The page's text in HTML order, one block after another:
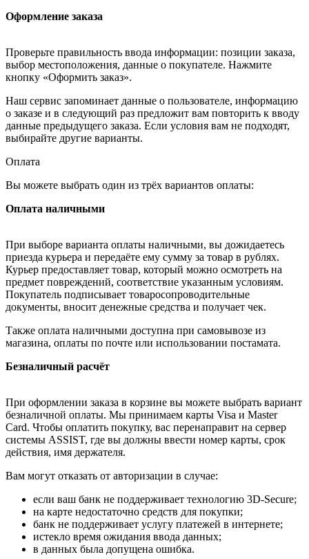
Оформление заказа
Проверьте правильность ввода информации: позиции заказа,
выбор местоположения, данные о покупателе. Нажмите
кнопку «Оформить заказ».
Наш сервис запоминает данные о пользователе, информацию
о заказе и в следующий раз предложит вам повторить к вводу
данные предыдущего заказа. Если условия вам не подходят,
выбирайте другие варианты.
Оплата
Вы можете выбрать один из трёх вариантов оплаты:
Оплата наличными
При выборе варианта оплаты наличными, вы дожидаетесь
приезда курьера и передаёте ему сумму за товар в рублях.
Курьер предоставляет товар, который можно осмотреть на
предмет повреждений, соответствие указанным условиям.
Покупатель подписывает товаросопроводительные
документы, вносит денежные средства и получает чек.
Также оплата наличными доступна при самовывозе из
магазина, оплаты по почте или использовании постамата.
Безналичный расчёт
При оформлении заказа в корзине вы можете выбрать вариант
безналичной оплаты. Мы принимаем карты Visa и Master
Card. Чтобы оплатить покупку, вас перенаправит на сервер
системы ASSIST, где вы должны ввести номер карты, срок
действия, имя держателя.
Вам могут отказать от авторизации в случае:
если ваш банк не поддерживает технологию 3D-Secure;
на карте недостаточно средств для покупки;
банк не поддерживает услугу платежей в интернете;
истекло время ожидания ввода данных;
в данных была допущена ошибка.